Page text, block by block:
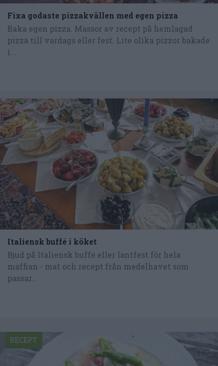
Fixa godaste pizzakvällen med egen pizza
Baka egen pizza. Massor av recept på hemlagad
pizza till vardags eller fest. Lite olika pizzor bakade
i...
Italiensk buffé i köket
Bjud på Italiensk buffé eller lantfest för hela
maffian - mat och recept från medelhavet som
passar...
RECEPT